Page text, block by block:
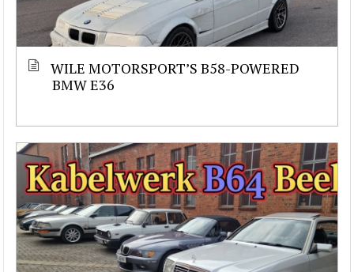
WILE MOTORSPORT’S B58-POWERED
BMW E36